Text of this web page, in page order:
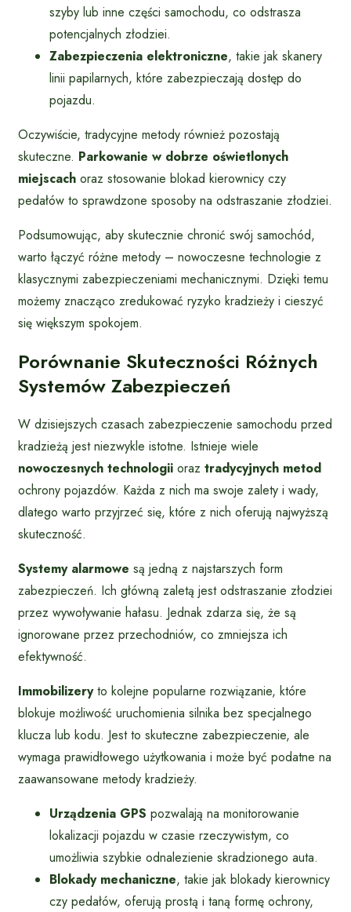
szyby lub inne części samochodu, co odstrasza
potencjalnych złodziei.
Zabezpieczenia elektroniczne, takie jak skanery
linii papilarnych, które zabezpieczają dostęp do
pojazdu.
Oczywiście, tradycyjne metody również pozostają
skuteczne. Parkowanie w dobrze oświetlonych
miejscach oraz stosowanie blokad kierownicy czy
pedałów to sprawdzone sposoby na odstraszanie złodziei.
Podsumowując, aby skutecznie chronić swój samochód,
warto łączyć różne metody – nowoczesne technologie z
klasycznymi zabezpieczeniami mechanicznymi. Dzięki temu
możemy znacząco zredukować ryzyko kradzieży i cieszyć
się większym spokojem.
Porównanie Skuteczności Różnych
Systemów Zabezpieczeń
W dzisiejszych czasach zabezpieczenie samochodu przed
kradzieżą jest niezwykle istotne. Istnieje wiele
nowoczesnych technologii oraz tradycyjnych metod
ochrony pojazdów. Każda z nich ma swoje zalety i wady,
dlatego warto przyjrzeć się, które z nich oferują najwyższą
skuteczność.
Systemy alarmowe są jedną z najstarszych form
zabezpieczeń. Ich główną zaletą jest odstraszanie złodziei
przez wywoływanie hałasu. Jednak zdarza się, że są
ignorowane przez przechodniów, co zmniejsza ich
efektywność.
Immobilizeryto kolejne popularne rozwiązanie, które
blokuje możliwość uruchomienia silnika bez specjalnego
klucza lub kodu. Jest to skuteczne zabezpieczenie, ale
wymaga prawidłowego użytkowania i może być podatne na
zaawansowane metody kradzieży.
Urządzenia GPS pozwalają na monitorowanie
lokalizacji pojazdu w czasie rzeczywistym, co
umożliwia szybkie odnalezienie skradzionego auta.
Blokady mechaniczne, takie jak blokady kierownicy
czy pedałów, oferują prostą i taną formę ochrony,